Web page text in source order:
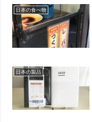
日本の食べ物
日本の製品